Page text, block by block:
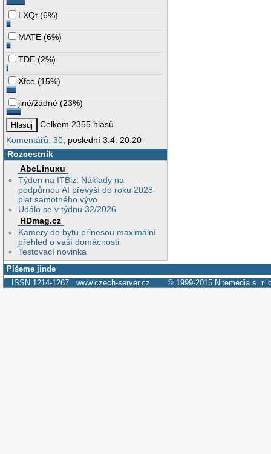
LXQt (6%)
MATE (6%)
TDE (2%)
Xfce (15%)
jiné/žádné (23%)
Celkem 2355 hlasů
Komentářů: 30 , poslední 3.4. 20:20
Rozcestník
AbcLinuxu
Týden na ITBiz: Náklady na
podpůrnou AI převýší do roku 2028
plat samotného vývo
Událo se v týdnu 32/2026
HDmag.cz
Kamery do bytu přinesou maximální
přehled o vaší domácnosti
Testovací novinka
Píšeme jinde
ISSN 1214-1267 www.czech-server.cz © 1999-2015 Nitemedia s. r.